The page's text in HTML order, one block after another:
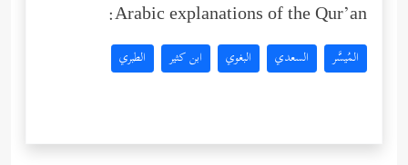
Arabic explanations of the Qur’an:
المُيسَّر السعدي البغوي ابن كثير الطبري